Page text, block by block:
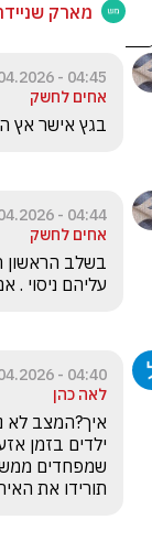
מארק
04:45 - 07.04.2026
אחים לחשק
בגץ אישר אץ
04:44 - 07.04.2026
אחים לחשק
עליהם ניסוי .
04:40 - 07.04.2026
לאה כהן
תורידו את